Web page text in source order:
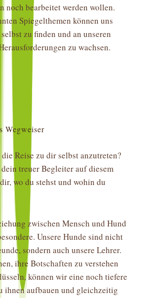
noch bearbeitet werden wollen.
Spiegelthemen können uns
zu finden und an unseren
zu wachsen.
Wegweiser
Reise zu dir selbst anzutreten?
treuer Begleiter auf diesem
wo du stehst und wohin du
zwischen Mensch und Hund
Unsere Hunde sind nicht
sondern auch unsere Lehrer.
ihre Botschaften zu verstehen
können wir eine noch tiefere
ihnen aufbauen und gleichzeitig